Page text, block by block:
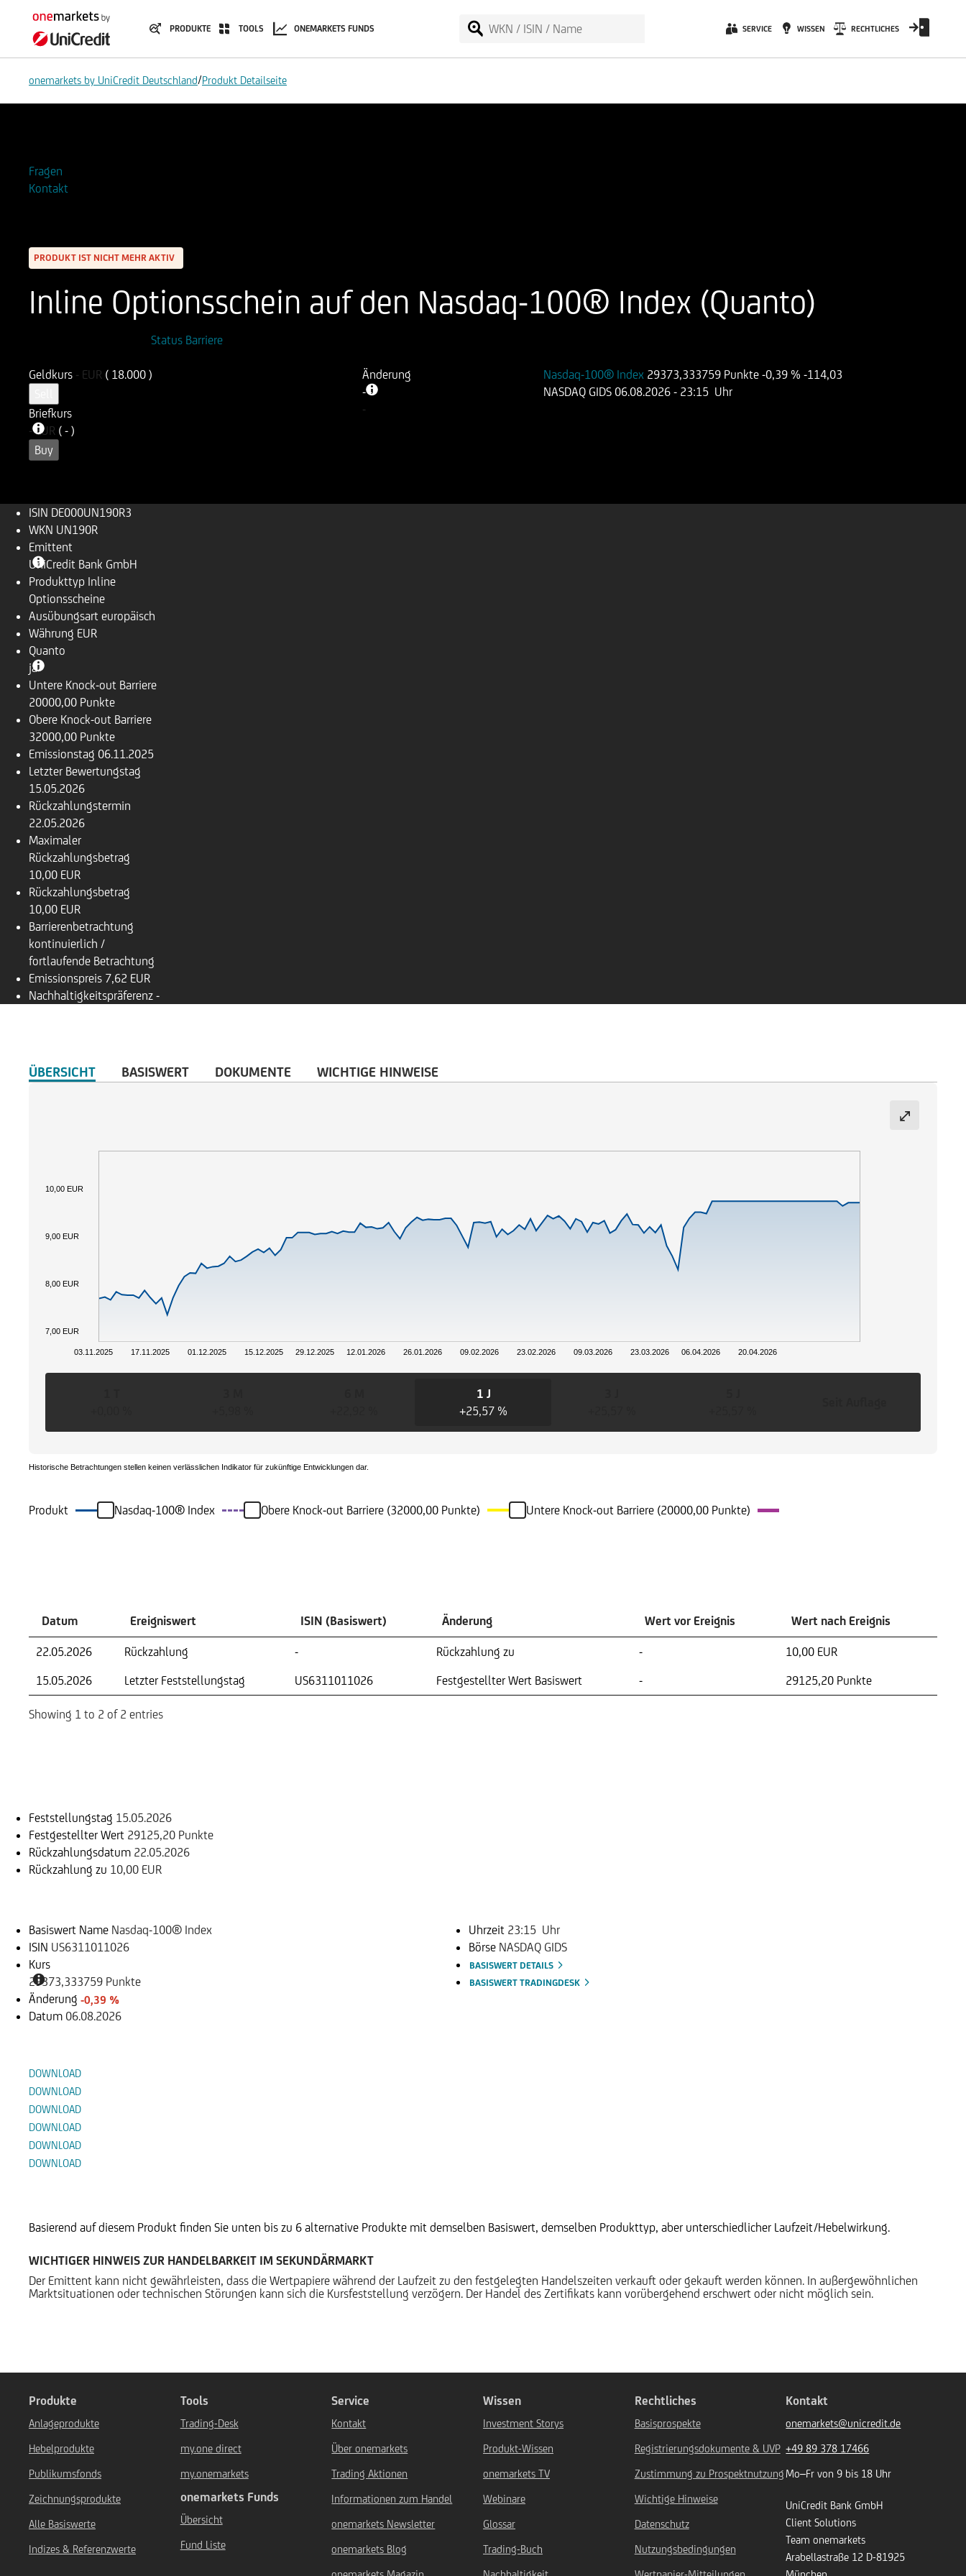
PRODUKTE TOOLS ONEMARKETS FUNDS SERVICE WISSEN RECHTLICHES
onemarkets by UniCredit Deutschland/Produkt Detailseite
Fragen
Kontakt
PRODUKT IST NICHT MEHR AKTIV
Inline Optionsschein auf den Nasdaq-100® Index (Quanto)
Status Barriere
Geldkurs - EUR ( 18.000 )
Briefkurs
-EUR ( - )
Buy
Änderung
--
-
Nasdaq-100® Index 29373,333759 Punkte -0,39 %-114,03
NASDAQ GIDS 06.08.2026 - 23:15 Uhr
ISIN DE000UN190R3
WKN UN190R
Emittent
UniCredit Bank GmbH
Produkttyp Inline
Optionsscheine
Ausübungsart europäisch
Währung EUR
Quanto
ja
Untere Knock-out Barriere
20000,00 Punkte
Obere Knock-out Barriere
32000,00 Punkte
Emissionstag 06.11.2025
Letzter Bewertungstag
15.05.2026
Rückzahlungstermin
22.05.2026
Maximaler
Rückzahlungsbetrag
10,00 EUR
Rückzahlungsbetrag
10,00 EUR
Barrierenbetrachtung
kontinuierlich /
fortlaufende Betrachtung
Emissionspreis 7,62 EUR
Nachhaltigkeitspräferenz -
ÜBERSICHT BASISWERT DOKUMENTE WICHTIGE HINWEISE
17.11.2025 01.12.2025 15.12.2025 29.12.2025 12.01.2026 26.01.2026 09.02.2026 23.02.2026 09.03.2026 23.03.2026 06.04.2026 20.04.2026
03.11.2025
7,00 EUR
8,00 EUR
9,00 EUR
10,00 EUR
1 J
+25,57 %
Historische Betrachtungen stellen keinen verlässlichen Indikator für zukünftige Entwicklungen dar.
Produkt Nasdaq-100® Index Obere Knock-out Barriere (32000,00 Punkte) Untere Knock-out Barriere (20000,00 Punkte)
Datum Ereigniswert ISIN (Basiswert) Änderung Wert vor Ereignis Wert nach Ereignis
22.05.2026 Rückzahlung - Rückzahlung zu -
10,00 EUR
15.05.2026
Letzter Feststellungstag US6311011026 Festgestellter Wert Basiswert - 29125,20 Punkte
Showing 1 to 2 of 2 entries
Feststellungstag 15.05.2026
Festgestellter Wert 29125,20 Punkte
Rückzahlungsdatum 22.05.2026
Rückzahlung zu 10,00 EUR
Basiswert Name Nasdaq-100® Index
ISIN US6311011026
Kurs
29373,333759 Punkte
Änderung -0,39 %
Datum 06.08.2026
Uhrzeit 23:15 Uhr
Börse NASDAQ GIDS
BASISWERT DETAILS
BASISWERT TRADINGDESK
DOWNLOAD
DOWNLOAD
DOWNLOAD
DOWNLOAD
DOWNLOAD
DOWNLOAD
Basierend auf diesem Produkt finden Sie unten bis zu 6 alternative Produkte mit demselben Basiswert, demselben Produkttyp, aber unterschiedlicher Laufzeit/Hebelwirkung.
WICHTIGER HINWEIS ZUR HANDELBARKEIT IM SEKUNDÄRMARKT
Der Emittent kann nicht gewährleisten, dass die Wertpapiere während der Laufzeit zu den festgelegten Handelszeiten verkauft oder gekauft werden können. In außergewöhnlichen
Marktsituationen oder technischen Störungen kann sich die Kursfeststellung verzögern. Der Handel des Zertifikats kann vorübergehend erschwert oder nicht möglich sein.
Produkte
Anlageprodukte
Hebelprodukte
Publikumsfonds
Zeichnungsprodukte
Alle Basiswerte
Indizes & Referenzwerte
Tools
Trading-Desk
my.one direct
my.onemarkets
onemarkets Funds
Übersicht
Fund Liste
Service
Kontakt
Über onemarkets
Trading Aktionen
Informationen zum Handel
onemarkets Newsletter
onemarkets Blog
Wissen
Investment Storys
Produkt-Wissen
onemarkets TV
Webinare
Glossar
Trading-Buch
Rechtliches
Basisprospekte
Registrierungsdokumente & UVP
Zustimmung zu Prospektnutzung
Wichtige Hinweise
Datenschutz
Nutzungsbedingungen
Kontakt
onemarkets@unicredit.de
+49 89 378 17466
Mo–Fr von 9 bis 18 Uhr
UniCredit Bank GmbH
Client Solutions
Team onemarkets
Arabellastraße 12 D-81925